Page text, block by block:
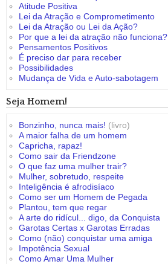
Atitude Positiva
Lei da Atração e Comprometimento
Lei da Atração ou Lei da Ação?
Por que a lei da atração não funciona?
Pensamentos Positivos
É preciso dar para receber
Possibilidades
Mudança de Vida e Auto-sabotagem
Seja Homem!
Bonzinho, nunca mais! (livro)
A maior falha de um homem
Capricha, rapaz!
Como sair da Friendzone
O que faz uma mulher trair?
Mulher, sobretudo, respeite
Inteligência é afrodisíaco
Como ser um Homem de Pegada
Plantou, tem que regar
A arte do ridícul... digo, da Conquista
Garotas Certas x Garotas Erradas
Como (não) conquistar uma amiga
Impotência Sexual
Como Amar Uma Mulher